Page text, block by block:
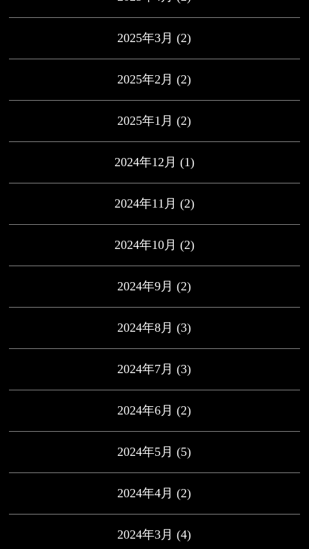
2025年3月 (2)
2025年2月 (2)
2025年1月 (2)
2024年12月 (1)
2024年11月 (2)
2024年10月 (2)
2024年9月 (2)
2024年8月 (3)
2024年7月 (3)
2024年6月 (2)
2024年5月 (5)
2024年4月 (2)
2024年3月 (4)